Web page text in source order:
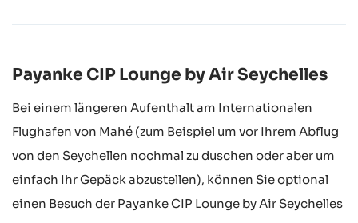
Payanke CIP Lounge by Air Seychelles
Bei einem längeren Aufenthalt am Internationalen
Flughafen von Mahé (zum Beispiel um vor Ihrem Abflug
von den Seychellen nochmal zu duschen oder aber um
einfach Ihr Gepäck abzustellen), können Sie optional
einen Besuch der Payanke CIP Lounge by Air Seychelles